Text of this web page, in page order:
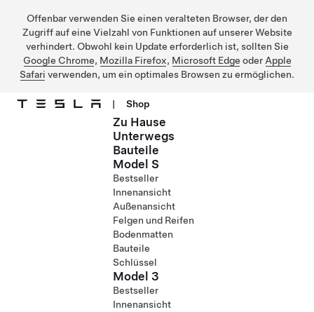
Offenbar verwenden Sie einen veralteten Browser, der den
Zugriff auf eine Vielzahl von Funktionen auf unserer Website
verhindert. Obwohl kein Update erforderlich ist, sollten Sie
Google Chrome, Mozilla Firefox, Microsoft Edge oder Apple
Safari verwenden, um ein optimales Browsen zu ermöglichen.
| Shop
Zu Hause
Unterwegs
Bauteile
Model S
Bestseller
Innenansicht
Außenansicht
Felgen und Reifen
Bodenmatten
Bauteile
Schlüssel
Model 3
Bestseller
Innenansicht